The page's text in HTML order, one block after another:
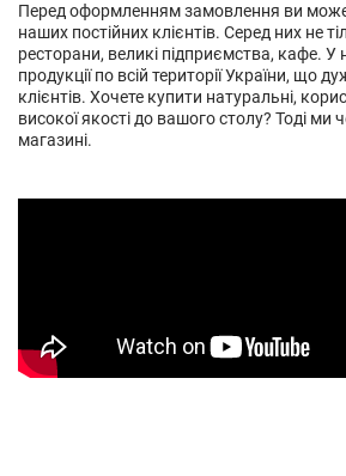
Перед оформленням замовлення ви
наших постійних клієнтів. Серед них не
ресторани, великі підприємства, кафе. У
продукції по всій території України, що
клієнтів. Хочете купити натуральні,
високої якості до вашого столу? Тоді ми
магазині.